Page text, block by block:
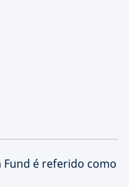
é referido como